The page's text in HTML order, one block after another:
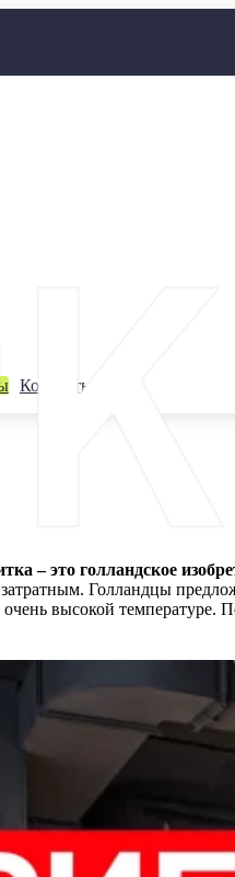
Контакты
– это голландское
Голландцы
высокой температуре.